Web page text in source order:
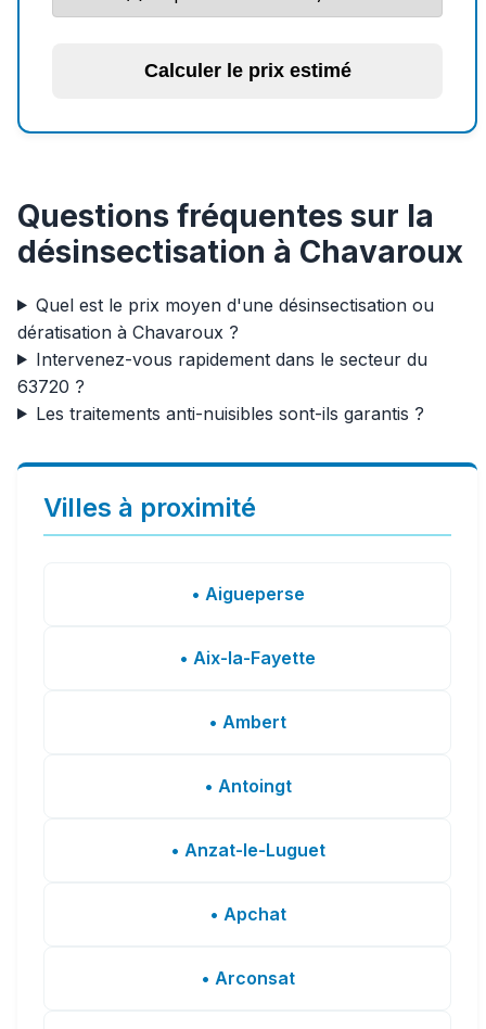
Calculer le prix estimé
Questions fréquentes sur la
désinsectisation à Chavaroux
Quel est le prix moyen d'une désinsectisation ou
dératisation à Chavaroux ?
Intervenez-vous rapidement dans le secteur du
63720 ?
Les traitements anti-nuisibles sont-ils garantis ?
Villes à proximité
• Aigueperse
• Aix-la-Fayette
• Ambert
• Antoingt
• Anzat-le-Luguet
• Apchat
• Arconsat